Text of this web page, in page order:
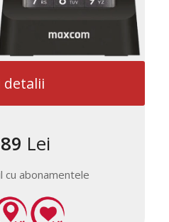
detalii
Lei
cu abonamentele